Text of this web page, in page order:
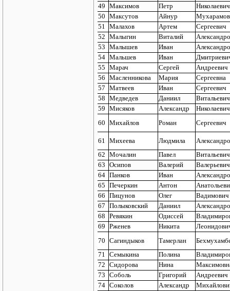
49 Максимов Петр
Николаевич
50 Максутов Айнур
51
Малахов Артем
Сергеевич
52 Малыгин Виталий
53 Малышев Иван
54 Мальшев Иван
55 Марач Сергей
Андреевич
56 Масленникова Мария
Сергеевна
57 Матвеев Иван
Сергеевич
58 Медведев Даниил
Витальевич
59 Мисяков Александр
Николаевич
60 Михайлов Роман Сергеевич
61 Михеева Людмила
62 Мочалин Павел
Витальевич
63 Осипов Валерий
Валерьевич
64 Панков Иван
65 Печеркин Антон
66 Пицунов Олег
Вадимович
67 Полыковский Даниил
68 Ревякин Одиссей
69 Рженев Никита
70 Сагиндыков Тамерлан
71
Семыкина Полина
72 Сидорова Нина
73 Соболь Григорий
Андреевич
74 Соколов Александр